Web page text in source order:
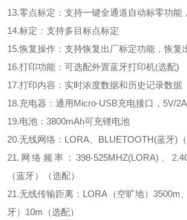
13.零点标定：支持一键全通道自动标零功能
14.标定：支持多目标点标定
15.恢复操作：支持恢复出厂标定功能，恢复
16.打印功能：可选配外置蓝牙打印机(选配)
17.打印内容：实时浓度数据和历史记录数据
18.充电器：通用Micro-USB充电接口，5V/
19.电池：3800mAh可充锂电池
20.无线网络：LORA、BLUETOOTH(蓝牙)（
21.网络频率：398-525MHZ(LORA)、
（蓝牙）（选配）
21.无线传输距离：LORA（空旷地）3500m
牙）10m（选配）